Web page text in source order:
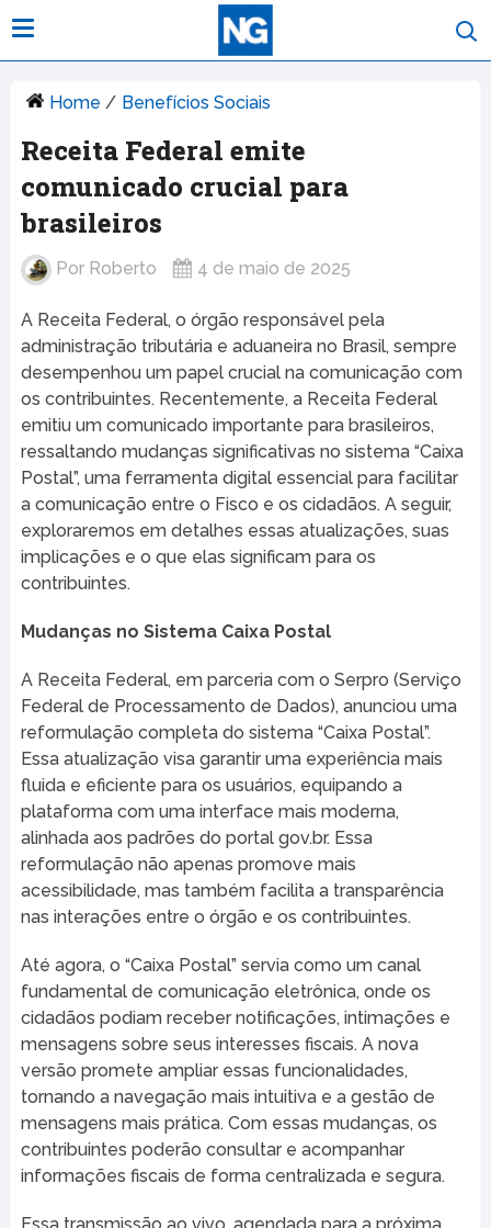
Home / Benefícios Sociais
Receita Federal emite
comunicado crucial para
brasileiros
Por Roberto 4 de maio de 2025
A Receita Federal, o órgão responsável pela
administração tributária e aduaneira no Brasil, sempre
desempenhou um papel crucial na comunicação com
os contribuintes. Recentemente, a Receita Federal
emitiu um comunicado importante para brasileiros,
ressaltando mudanças significativas no sistema “Caixa
Postal”, uma ferramenta digital essencial para facilitar
a comunicação entre o Fisco e os cidadãos. A seguir,
exploraremos em detalhes essas atualizações, suas
implicações e o que elas significam para os
contribuintes.
Mudanças no Sistema Caixa Postal
A Receita Federal, em parceria com o Serpro (Serviço
Federal de Processamento de Dados), anunciou uma
reformulação completa do sistema “Caixa Postal”.
Essa atualização visa garantir uma experiência mais
fluida e eficiente para os usuários, equipando a
plataforma com uma interface mais moderna,
alinhada aos padrões do portal gov.br. Essa
reformulação não apenas promove mais
acessibilidade, mas também facilita a transparência
nas interações entre o órgão e os contribuintes.
Até agora, o “Caixa Postal” servia como um canal
fundamental de comunicação eletrônica, onde os
cidadãos podiam receber notificações, intimações e
mensagens sobre seus interesses fiscais. A nova
versão promete ampliar essas funcionalidades,
tornando a navegação mais intuitiva e a gestão de
mensagens mais prática. Com essas mudanças, os
contribuintes poderão consultar e acompanhar
informações fiscais de forma centralizada e segura.